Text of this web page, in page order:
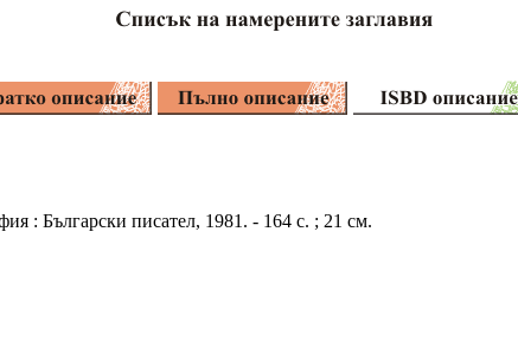
: Български писател, 1981. - 164 с. ; 21 см.